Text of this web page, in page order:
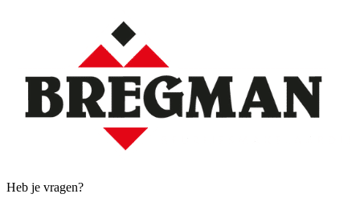
Heb je vragen?